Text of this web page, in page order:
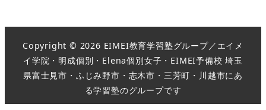
Copyright © 2026 EIMEI教育学習塾グループ／エイメ
イ学院・明成個別・Elena個別女子・EIMEI予備校 埼玉
県富士見市・ふじみ野市・志木市・三芳町・川越市にあ
る学習塾のグループです